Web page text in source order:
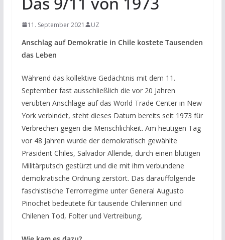
11. September 2021 UZ
Anschlag auf Demokratie in Chile kostete Tausenden
das Leben
Während das kollektive Gedächtnis mit dem 11.
September fast ausschließlich die vor 20 Jahren
verübten Anschläge auf das World Trade Center in New
York verbindet, steht dieses Datum bereits seit 1973 für
Verbrechen gegen die Menschlichkeit. Am heutigen Tag
vor 48 Jahren wurde der demokratisch gewählte
Präsident Chiles, Salvador Allende, durch einen blutigen
Militärputsch gestürzt und die mit ihm verbundene
demokratische Ordnung zerstört. Das darauffolgende
faschistische Terrorregime unter General Augusto
Pinochet bedeutete für tausende Chileninnen und
Chilenen Tod, Folter und Vertreibung.